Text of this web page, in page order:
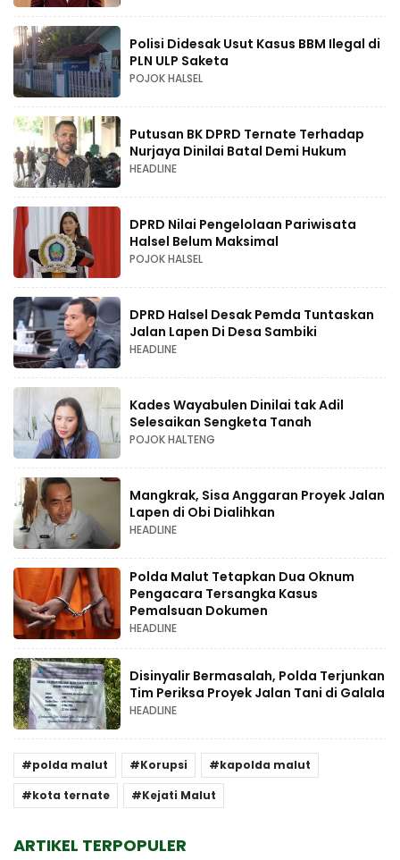
Polisi Didesak Usut Kasus BBM Ilegal di
PLN ULP Saketa
POJOK HALSEL
Putusan BK DPRD Ternate Terhadap
Nurjaya Dinilai Batal Demi Hukum
HEADLINE
DPRD Nilai Pengelolaan Pariwisata
Halsel Belum Maksimal
POJOK HALSEL
DPRD Halsel Desak Pemda Tuntaskan
Jalan Lapen Di Desa Sambiki
HEADLINE
Kades Wayabulen Dinilai tak Adil
Selesaikan Sengketa Tanah
POJOK HALTENG
Mangkrak, Sisa Anggaran Proyek Jalan
Lapen di Obi Dialihkan
HEADLINE
Polda Malut Tetapkan Dua Oknum
Pengacara Tersangka Kasus
Pemalsuan Dokumen
HEADLINE
Disinyalir Bermasalah, Polda Terjunkan
Tim Periksa Proyek Jalan Tani di Galala
HEADLINE
polda malut Korupsi
kapolda malut
kota ternate
Kejati Malut
ARTIKEL TERPOPULER